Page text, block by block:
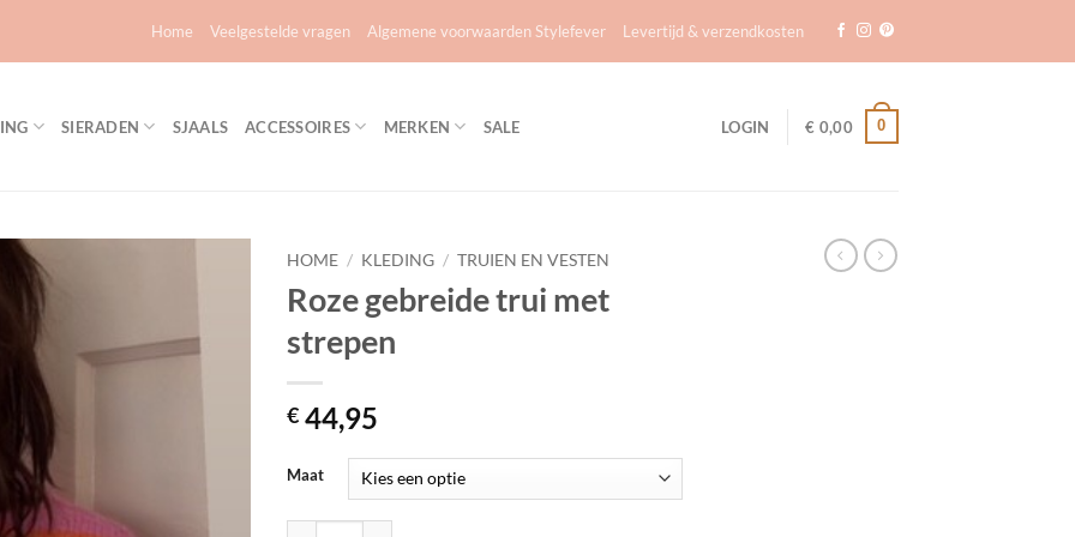
Home Veelgestelde vragen Algemene voorwaarden Stylefever Levertijd & verzendkosten
SIERADEN SJAALS ACCESSOIRES MERKEN SALE LOGIN € 0,00 0
aan
verlanglijst
HOME / KLEDING / TRUIEN EN VESTEN
Roze gebreide trui met
strepen
€ 44,95
Maat